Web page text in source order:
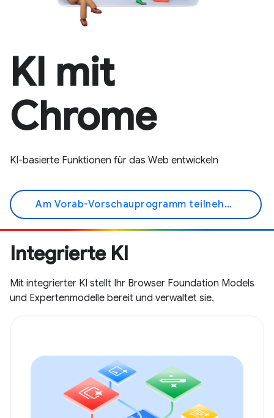
KI mit
Chrome
KI-basierte Funktionen für das Web entwickeln
Am Vorab-Vorschauprogramm teilnehmen
Integrierte KI
Mit integrierter KI stellt Ihr Browser Foundation Models
und Expertenmodelle bereit und verwaltet sie.